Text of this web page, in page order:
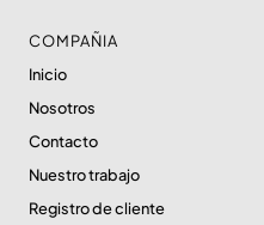
COMPAÑIA
Inicio
Nosotros
Contacto
Nuestro trabajo
Registro de cliente